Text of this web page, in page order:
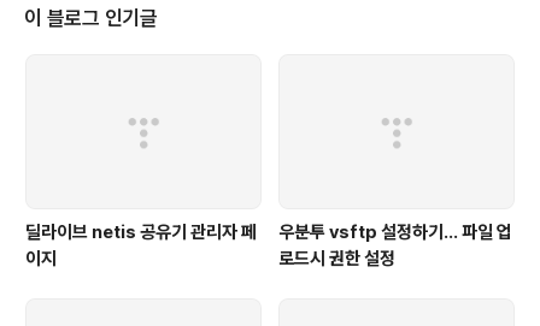
해 본적이 없어 약간의 거부감이 들긴 한다. 책을 사놓고 읽
지 못하고 짐만 될까봐. 일단 이 책을 읽고 나서 그후에 책
이 블로그 인기글
딜라이브 netis 공유기 관리자 페
이지
우분투 vsftp 설정하기... 파일 업
로드시 권한 설정